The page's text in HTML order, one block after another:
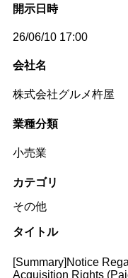
開示日時
26/06/10 17:00
会社名
株式会社グルメ杵屋
業種分類
小売業
カテゴリ
その他
タイトル
[Summary]Notice
Acquisition Rights